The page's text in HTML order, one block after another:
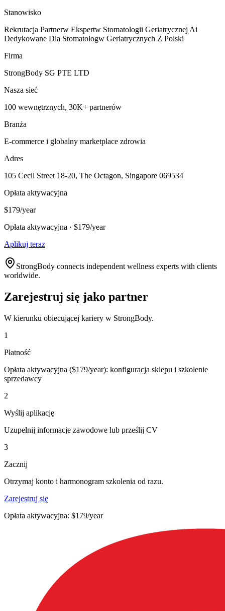
Stanowisko
Rekrutacja Partnerw Ekspertw Stomatologii Geriatrycznej Ai
Dedykowane Dla Stomatologw Geriatrycznych Z Polski
Firma
StrongBody SG PTE LTD
Nasza sieć
100 wewnętrznych, 30K+ partnerów
Branża
E-commerce i globalny marketplace zdrowia
Adres
105 Cecil Street 18-20, The Octagon, Singapore 069534
Opłata aktywacyjna
$179/year
Opłata aktywacyjna · $179/year
Aplikuj teraz
StrongBody connects independent wellness experts with clients
worldwide.
Zarejestruj się jako partner
W kierunku obiecującej kariery w StrongBody.
1
Płatność
Opłata aktywacyjna ($179/year): konfiguracja sklepu i szkolenie
sprzedawcy
2
Wyślij aplikację
Uzupełnij informacje zawodowe lub prześlij CV
3
Zacznij
Otrzymaj konto i harmonogram szkolenia od razu.
Zarejestruj się
Opłata aktywacyjna: $179/year